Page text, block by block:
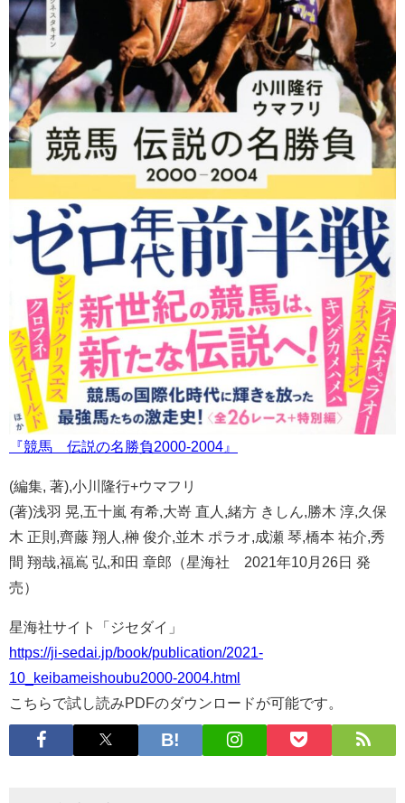
『競馬 伝説の名勝負2000-2004』
(編集, 著),小川隆行+ウマフリ
(著)浅羽 晃,五十嵐 有希,大嵜 直人,緒方 きしん,勝木 淳,久保
木 正則,齊藤 翔人,榊 俊介,並木 ポラオ,成瀬 琴,橋本 祐介,秀
間 翔哉,福嶌 弘,和田 章郎（星海社 2021年10月26日 発
売）
星海社サイト「ジセダイ」
https://ji-sedai.jp/book/publication/2021-
10_keibameishoubu2000-2004.html
こちらで試し読みPDFのダウンロードが可能です。